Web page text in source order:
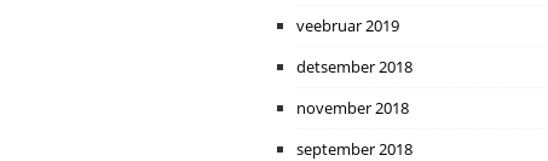
veebruar 2019
detsember 2018
november 2018
september 2018